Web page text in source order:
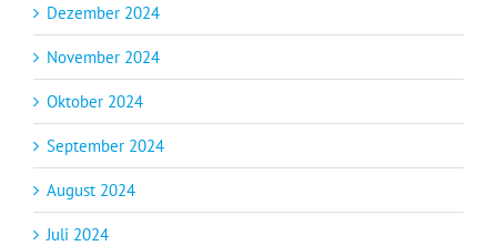
Dezember 2024
November 2024
Oktober 2024
September 2024
August 2024
Juli 2024